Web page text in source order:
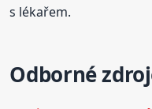
s lékařem.
Odborné